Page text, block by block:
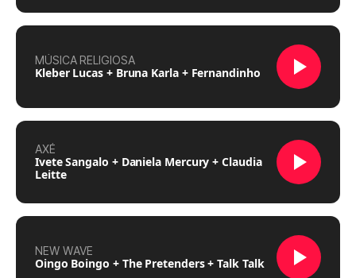
MÚSICA RELIGIOSA
Kleber Lucas + Bruna Karla + Fernandinho
AXÉ
Ivete Sangalo + Daniela Mercury + Claudia
Leitte
NEW WAVE
Oingo Boingo + The Pretenders + Talk Talk